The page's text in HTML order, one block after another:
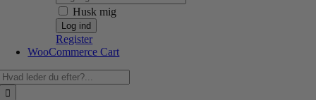
Husk mig
Register
WooCommerce Cart